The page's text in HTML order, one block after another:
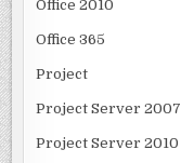
Office 2010
Office 365
Project
Project Server 2007
Project Server 2010